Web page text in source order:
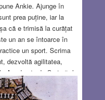
Ankie. Ajunge în
prea puține, iar la
că e trimisă la curățat
un an se întoarce în
un sport. Scrima
dezvoltă agilitatea,
Academia de Scrimă de
care vorbește
un balcanic”,